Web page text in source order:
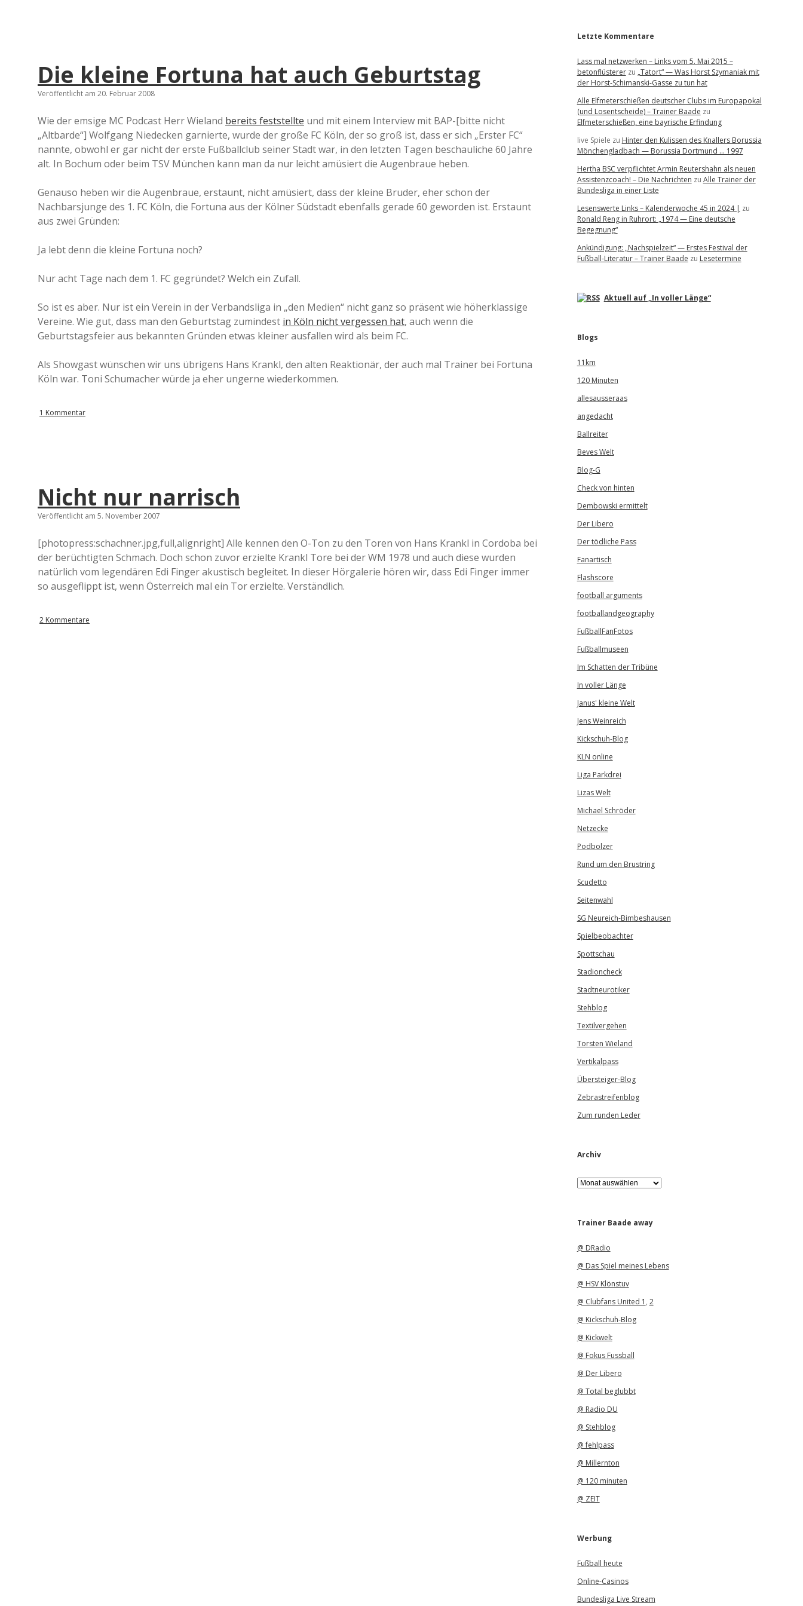
a
e
Die kleine Fortuna hat auch Geburtstag
Veröffentlicht am 20. Februar 2008
Wie der emsige MC Podcast Herr Wieland bereits feststellte und mit einem Interview mit BAP-[bitte nicht
„Altbarde“] Wolfgang Niedecken garnierte, wurde der große FC Köln, der so groß ist, dass er sich „Erster FC“
nannte, obwohl er gar nicht der erste Fußballclub seiner Stadt war, in den letzten Tagen beschauliche 60 Jahre
alt. In Bochum oder beim TSV München kann man da nur leicht amüsiert die Augenbraue heben.
Genauso heben wir die Augenbraue, erstaunt, nicht amüsiert, dass der kleine Bruder, eher schon der
Nachbarsjunge des 1. FC Köln, die Fortuna aus der Kölner Südstadt ebenfalls gerade 60 geworden ist. Erstaunt
aus zwei Gründen:
Ja lebt denn die kleine Fortuna noch?
Nur acht Tage nach dem 1. FC gegründet? Welch ein Zufall.
So ist es aber. Nur ist ein Verein in der Verbandsliga in „den Medien“ nicht ganz so präsent wie höherklassige
Vereine. Wie gut, dass man den Geburtstag zumindest in Köln nicht vergessen hat, auch wenn die
Geburtstagsfeier aus bekannten Gründen etwas kleiner ausfallen wird als beim FC.
Als Showgast wünschen wir uns übrigens Hans Krankl, den alten Reaktionär, der auch mal Trainer bei Fortuna
Köln war. Toni Schumacher würde ja eher ungerne wiederkommen.
1 Kommentar
Nicht nur narrisch
Veröffentlicht am 5. November 2007
[photopress:schachner.jpg,full,alignright] Alle kennen den O-Ton zu den Toren von Hans Krankl in Cordoba bei
der berüchtigten Schmach. Doch schon zuvor erzielte Krankl Tore bei der WM 1978 und auch diese wurden
natürlich vom legendären Edi Finger akustisch begleitet. In dieser Hörgalerie hören wir, dass Edi Finger immer
so ausgeflippt ist, wenn Österreich mal ein Tor erzielte. Verständlich.
2 Kommentare
Letzte Kommentare
Lass mal netzwerken – Links vom 5. Mai 2015 –
betonflüstererzu „Tatort“ — Was Horst Szymaniak mit
der Horst-Schimanski-Gasse zu tun hat
Alle Elfmeterschießen deutscher Clubs im Europapokal
(und Losentscheide) – Trainer Baade zu
Elfmeterschießen, eine bayrische Erfindung
live Spiele zu Hinter den Kulissen des Knallers Borussia
Mönchengladbach — Borussia Dortmund … 1997
Hertha BSC verpflichtet Armin Reutershahn als neuen
Assistenzcoach! – Die Nachrichten zu Alle Trainer der
Bundesliga in einer Liste
Lesenswerte Links – Kalenderwoche 45 in 2024 | zu
Ronald Reng in Ruhrort: „1974 — Eine deutsche
Begegnung“
Ankündigung: „Nachspielzeit“ — Erstes Festival der
Fußball-Literatur – Trainer Baade zu Lesetermine
Aktuell auf „In voller Länge“
Blogs
11km
120 Minuten
allesausseraas
angedacht
Ballreiter
Beves Welt
Blog-G
Check von hinten
Dembowski ermittelt
Der Libero
Der tödliche Pass
Fanartisch
Flashscore
football arguments
footballandgeography
FußballFanFotos
Fußballmuseen
Im Schatten der Tribüne
In voller Länge
Janus' kleine Welt
Jens Weinreich
Kickschuh-Blog
KLN online
Liga Parkdrei
Lizas Welt
Michael Schröder
Netzecke
Podbolzer
Rund um den Brustring
Scudetto
Seitenwahl
SG Neureich-Bimbeshausen
Spielbeobachter
Spottschau
Stadioncheck
Stadtneurotiker
Stehblog
Textilvergehen
Torsten Wieland
Vertikalpass
Übersteiger-Blog
Zebrastreifenblog
Zum runden Leder
Archiv
A
r
iTrainer Baade away
@ DRadio
@ Das Spiel meines Lebens
@ HSV Klönstuv
@ Clubfans United 1 , 2
@ Kickschuh-Blog
@ Kickwelt
@ Fokus Fussball
@ Der Libero
@ Total beglubbt
@ Radio DU
@ Stehblog
@ fehlpass
@ Millernton
@ 120 minuten
@ ZEIT
Werbung
Fußball heute
Online-Casinos
Bundesliga Live Stream